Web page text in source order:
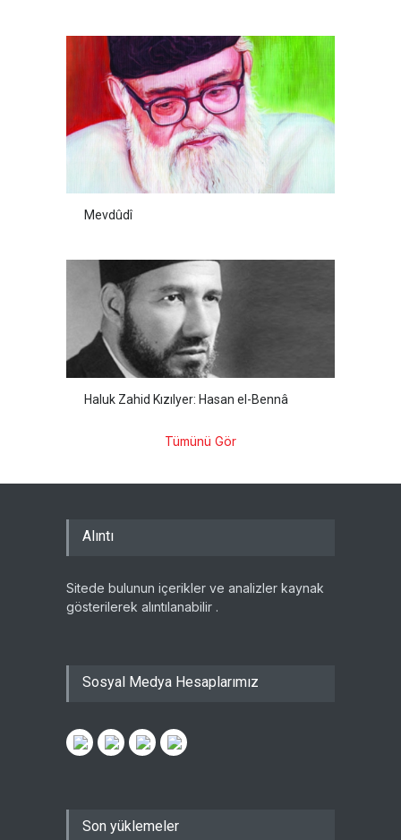
Mevdûdî
Haluk Zahid Kızılyer: Hasan el-Bennâ
Tümünü Gör
Alıntı
Sitede bulunun içerikler ve analizler kaynak
gösterilerek alıntılanabilir .
Sosyal Medya Hesaplarımız
Son yüklemeler